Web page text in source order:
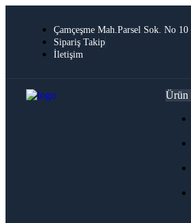
Çamçeşme Mah.Parsel Sok. No
Sipariş Takip
İletişim
Ürün